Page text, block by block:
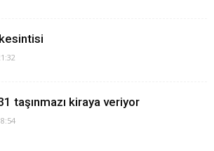
taşınmazı kiraya veriyor